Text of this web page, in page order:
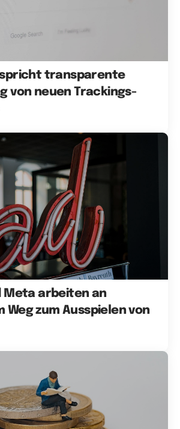
transparente
von neuen Trackings-
Meta arbeiten an
Weg zum Ausspielen von